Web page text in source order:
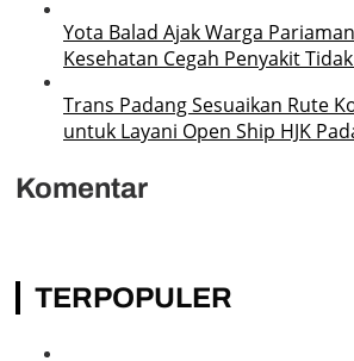
Yota Balad Ajak Warga
Kesehatan Cegah Penyakit
Trans Padang Sesuaikan Rute
untuk Layani Open Ship HJK
Komentar
TERPOPULER